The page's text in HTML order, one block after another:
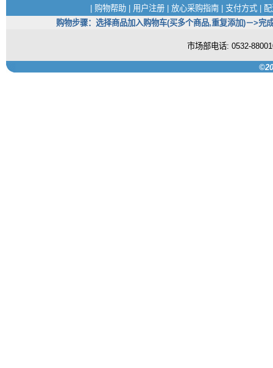
| 购物帮助 | 用户注册 | 放心采购指南 | 支付方式 |
购物步骤：选择商品加入购物车(买多个商品,重复添加)－>
市场部电话: 0532-